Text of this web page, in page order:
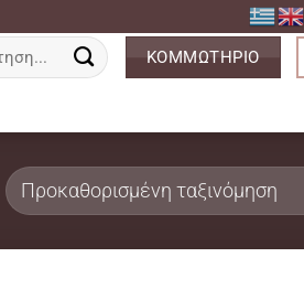
ΚΟΜΜΩΤΗΡΙΟ